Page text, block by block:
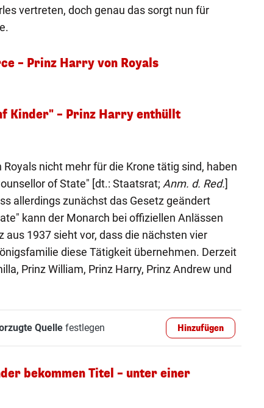
vertreten, doch genau das sorgt nun für
– Prinz Harry von Royals
Kinder" – Prinz Harry enthüllt
nicht mehr für die Krone tätig sind, haben
of State" [dt.: Staatsrat; Anm. d. Red.]
allerdings zunächst das Gesetz geändert
kann der Monarch bei offiziellen Anlässen
aus 1937 sieht vor, dass die nächsten vier
diese Tätigkeit übernehmen. Derzeit
Prinz William, Prinz Harry, Prinz Andrew und
Quellefestlegen Hinzufügen
bekommen Titel – unter einer